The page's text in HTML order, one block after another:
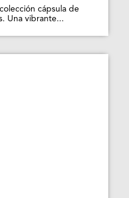
cápsula de
Una vibrante...